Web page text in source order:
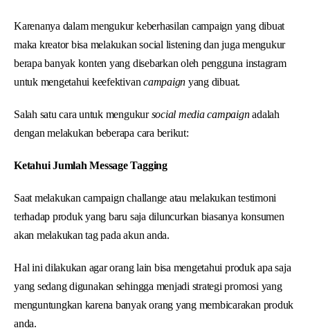
Karenanya dalam mengukur keberhasilan campaign yang dibuat
maka kreator bisa melakukan social listening dan juga mengukur
berapa banyak konten yang disebarkan oleh pengguna instagram
untuk mengetahui keefektivancampaign yang dibuat.
Salah satu cara untuk mengukursocial media campaignadalah
dengan melakukan beberapa cara berikut:
Ketahui Jumlah Message Tagging
Saat melakukan campaign challange atau melakukan testimoni
terhadap produk yang baru saja diluncurkan biasanya konsumen
akan melakukan tag pada akun anda.
Hal ini dilakukan agar orang lain bisa mengetahui produk apa saja
yang sedang digunakan sehingga menjadi strategi promosi yang
menguntungkan karena banyak orang yang membicarakan produk
anda.